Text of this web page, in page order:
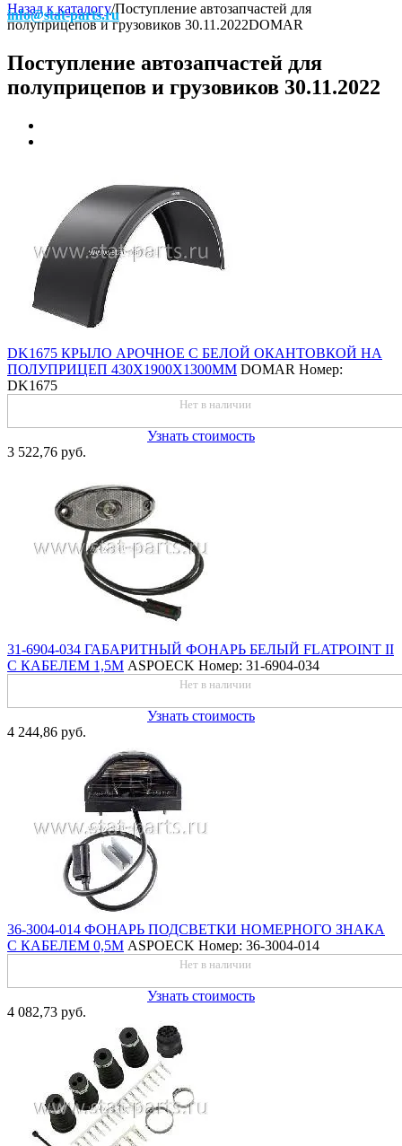
info@stat-parts.ru
Назад к каталогу/Поступление автозапчастей для
полуприцепов и грузовиков 30.11.2022DOMAR
Поступление автозапчастей для
полуприцепов и грузовиков 30.11.2022
DK1675 КРЫЛО АРОЧНОЕ С БЕЛОЙ ОКАНТОВКОЙ НА
ПОЛУПРИЦЕП 430Х1900Х1300ММ DOMAR Номер:
DK1675
Нет в наличии
Узнать стоимость
3 522,76 руб.
31-6904-034 ГАБАРИТНЫЙ ФОНАРЬ БЕЛЫЙ FLATPOINT II
С КАБЕЛЕМ 1,5М ASPOECK Номер: 31-6904-034
Нет в наличии
Узнать стоимость
4 244,86 руб.
36-3004-014 ФОНАРЬ ПОДСВЕТКИ НОМЕРНОГО ЗНАКА
С КАБЕЛЕМ 0,5М ASPOECK Номер: 36-3004-014
Нет в наличии
Узнать стоимость
4 082,73 руб.